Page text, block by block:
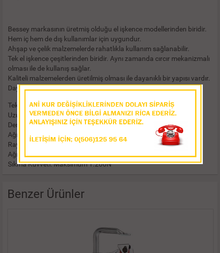
Bessey markasının üretmiş olduğu el işkence modellerinden biridir.
Hem iç hem de dış kullanımlar için uygundur.
Ahşap ve çelik malzemelerde rahatlıkla kullanım sağlanabilir.
Tek el işkence çeşitlerinden biridir. Aynı zamanda cırcır mekanizmalı
olması ile de kullanış sağlar.
Kaliteli malzemelerden üretilmiş olması ile dayanıklı bir yapısı vardır.
Dayanıklı yapısı ile uzun ömürlü kullanım sağlanabilir.
Teknik Özellikler
Uzunluk: 160 mm
Derinlik: 85 mm
Ağız Genişliği : 75-235 mm
Ray Kalınlığı: 9-170
Ağırlık: 0.66 kg
Sıkma Kuvveti: Maksimum 1.200N
Benzer Ürünler